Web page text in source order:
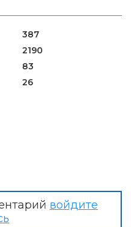
387
2190
83
26
войдите